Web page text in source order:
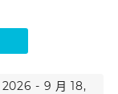
- 9 月 18,